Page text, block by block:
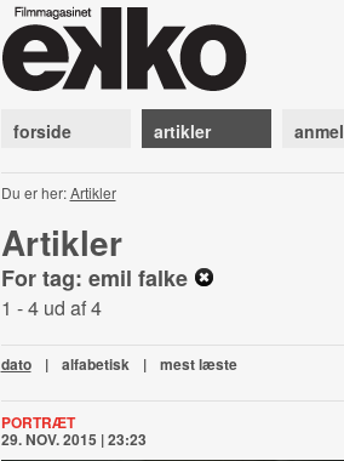
forside artikler
Du er her:Artikler
Artikler
For tag: emil falke
1 - 4 ud af 4
dato | alfabetisk | mest læste
PORTRÆT
29. NOV. 2015 | 23:23